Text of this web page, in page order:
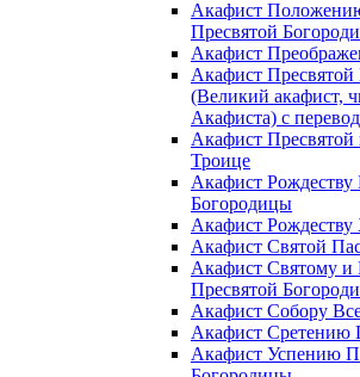
Акафист
Пресвятой
Акафист
Акафист Пресвятой
(Великий акафист,
Акафиста) с
Акафист
Троице
Акафист Рождеству
Богородицы
Акафист Рождеству
Акафист Святой
Акафист Святому и
Пресвятой
Акафист Собору
Акафист Сретению
Акафист Успению